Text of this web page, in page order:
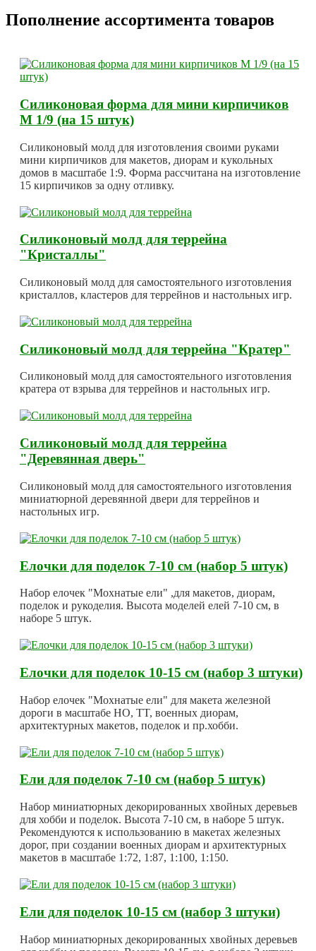
Пополнение ассортимента товаров
Силиконовая форма для мини кирпичиков
М 1/9 (на 15 штук)
Силиконовый молд для изготовления своими руками
мини кирпичиков для макетов, диорам и кукольных
домов в масштабе 1:9. Форма рассчитана на изготовление
15 кирпичиков за одну отливку.
Силиконовый молд для террейна
"Кристаллы"
Силиконовый молд для самостоятельного изготовления
кристаллов, кластеров для террейнов и настольных игр.
Силиконовый молд для террейна "Кратер"
Силиконовый молд для самостоятельного изготовления
кратера от взрыва для террейнов и настольных игр.
Силиконовый молд для террейна
"Деревянная дверь"
Силиконовый молд для самостоятельного изготовления
миниатюрной деревянной двери для террейнов и
настольных игр.
Елочки для поделок 7-10 см (набор 5 штук)
Набор елочек "Мохнатые ели" ,для макетов, диорам,
поделок и рукоделия. Высота моделей елей 7-10 см, в
наборе 5 штук.
Елочки для поделок 10-15 см (набор 3 штуки)
Набор елочек "Мохнатые ели" для макета железной
дороги в масштабе HO, TT, военных диорам,
архитектурных макетов, поделок и пр.хобби.
Ели для поделок 7-10 см (набор 5 штук)
Набор миниатюрных декорированных хвойных деревьев
для хобби и поделок. Высота 7-10 см, в наборе 5 штук.
Рекомендуются к использованию в макетах железных
дорог, при создании военных диорам и архитектурных
макетов в масштабе 1:72, 1:87, 1:100, 1:150.
Ели для поделок 10-15 см (набор 3 штуки)
Набор миниатюрных декорированных хвойных деревьев